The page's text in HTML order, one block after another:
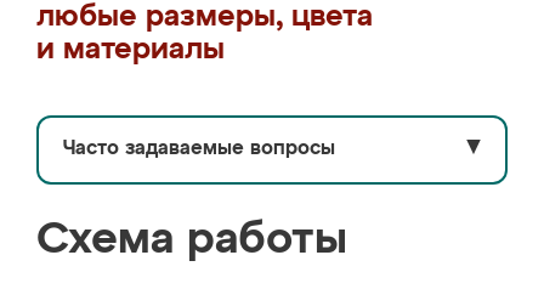
любые размеры, цвета
и материалы
Часто задаваемые вопросы ▼
Схема работы